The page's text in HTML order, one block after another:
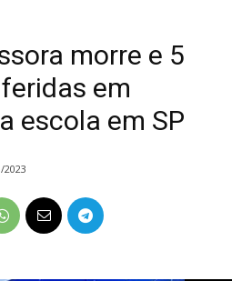
morre e 5
em
escola em SP
2023